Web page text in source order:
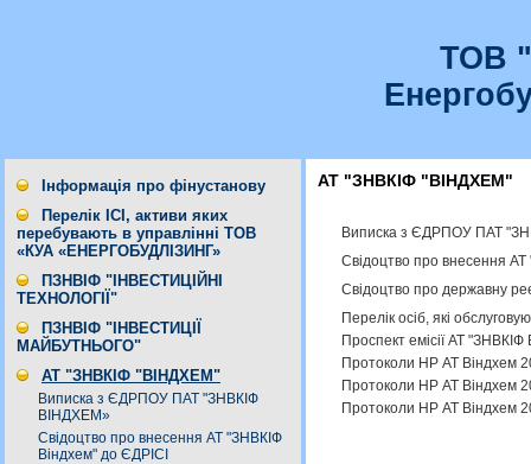
ТОВ
Інформація про фінустанову
Перелік ІСІ, активи яких
перебувають в управлінні ТОВ
«КУА «ЕНЕРГОБУДЛІЗИНГ»
ПЗНВІФ "ІНВЕСТИЦІЙНІ
ТЕХНОЛОГІЇ"
ПЗНВІФ "ІНВЕСТИЦІЇ
МАЙБУТНЬОГО"
АТ "ЗНВКІФ "ВІНДХЕМ"
Виписка з ЄДРПОУ ПАТ "ЗНВКІФ
ВІНДХЕМ»
Cвідоцтво про внесення АТ "ЗНВКІФ
Віндхем" до ЄДРІСІ
АТ "ЗНВКІФ "ВІНДХЕМ"
Виписка з ЄДРПОУ ПАТ
Cвідоцтво про внесення
Свідоцтво про державну
Перелік осіб, які
Проспект емісії АТ
Протоколи НР АТ Віндхем
Протоколи НР АТ Віндхем
Протоколи НР АТ Віндхем